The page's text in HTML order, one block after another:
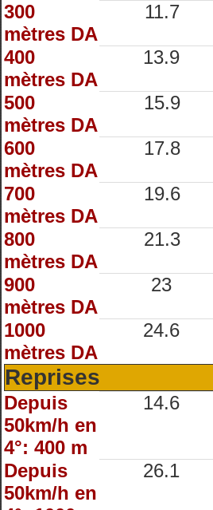
300
mètres DA
11.7
400
mètres DA
13.9
500
mètres DA
15.9
600
mètres DA
17.8
700
mètres DA
19.6
800
mètres DA
21.3
900
mètres DA
23
1000
mètres DA
24.6
Reprises
Depuis
50km/h en
4°: 400 m
14.6
Depuis
50km/h en
26.1